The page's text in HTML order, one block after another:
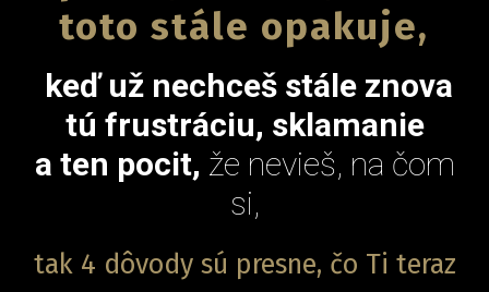
toto stále opakuje,
keď už nechceš stále znova
tú frustráciu, sklamanie
a ten pocit, že nevieš, na čom
si,
tak 4 dôvody sú presne, čo Ti teraz